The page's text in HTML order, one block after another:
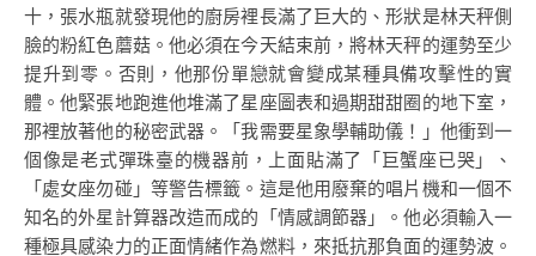
十，張水瓶就發現他的廚房裡長滿了巨大的、形狀是林天秤側
臉的粉紅色蘑菇。他必須在今天結束前，將林天秤的運勢至少
提升到零。否則，他那份單戀就會變成某種具備攻擊性的實
體。他緊張地跑進他堆滿了星座圖表和過期甜甜圈的地下室，
那裡放著他的秘密武器。「我需要星象學輔助儀！」他衝到一
個像是老式彈珠臺的機器前，上面貼滿了「巨蟹座已哭」、
「處女座勿碰」等警告標籤。這是他用廢棄的唱片機和一個不
知名的外星計算器改造而成的「情感調節器」。他必須輸入一
種極具感染力的正面情緒作為燃料，來抵抗那負面的運勢波。